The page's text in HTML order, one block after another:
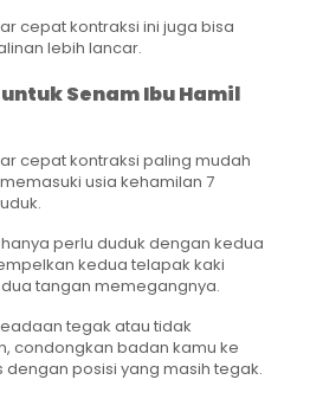
cepat kontraksi ini juga bisa
lebih lancar.
Senam Ibu Hamil
cepat kontraksi paling mudah
usia kehamilan 7
perlu duduk dengan kedua
kedua telapak kaki
tangan memegangnya.
tegak atau tidak
condongkan badan kamu ke
posisi yang masih tegak.